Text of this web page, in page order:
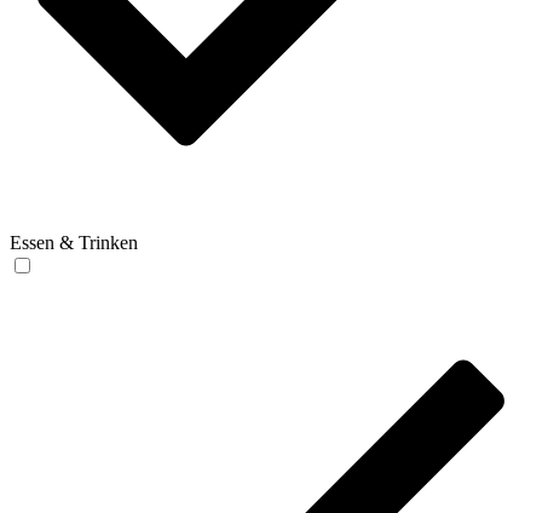
Essen & Trinken